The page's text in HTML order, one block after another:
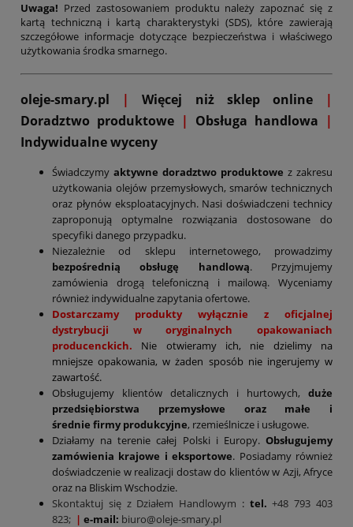
Uwaga! Przed zastosowaniem produktu należy zapoznać się z
kartą techniczną i kartą charakterystyki (SDS), które zawierają
szczegółowe informacje dotyczące bezpieczeństwa i właściwego
użytkowania środka smarnego.
oleje-smary.pl | Więcej niż sklep online
|
Doradztwo produktowe | Obsługa handlowa |
Indywidualne wyceny
Świadczymy aktywne doradztwo produktowe z zakresu
użytkowania olejów przemysłowych, smarów technicznych
oraz płynów eksploatacyjnych. Nasi doświadczeni technicy
zaproponują optymalne rozwiązania dostosowane do
specyfiki danego przypadku.
Niezależnie od sklepu internetowego, prowadzimy
bezpośrednią obsługę handlową. Przyjmujemy
zamówienia drogą telefoniczną i mailową. Wyceniamy
również indywidualne zapytania ofertowe.
Dostarczamy produkty wyłącznie z oficjalnej
dystrybucji w oryginalnych opakowaniach
producenckich. Nie otwieramy ich, nie dzielimy na
mniejsze opakowania, w żaden sposób nie ingerujemy w
zawartość.
Obsługujemy klientów detalicznych i hurtowych, duże
przedsiębiorstwa przemysłowe oraz małe i
średnie firmy produkcyjne, rzemieślnicze i usługowe.
Działamy na terenie całej Polski i Europy. Obsługujemy
zamówienia krajowe i eksportowe. Posiadamy również
doświadczenie w realizacji dostaw do klientów w Azji, Afryce
oraz na Bliskim Wschodzie.
Skontaktuj się z Działem Handlowym : tel.+48 793 403
823; | e-mail: biuro@oleje-smary.pl